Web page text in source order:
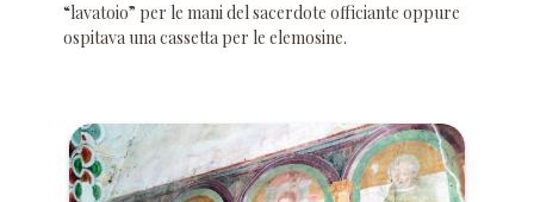
“lavatoio” per le mani del sacerdote officiante oppure
ospitava una cassetta per le elemosine.